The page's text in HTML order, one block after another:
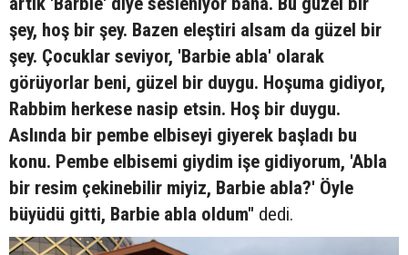
şey, hoş bir şey. Bazen eleştiri alsam da güzel bir
şey. Çocuklar seviyor, 'Barbie abla' olarak
görüyorlar beni, güzel bir duygu. Hoşuma gidiyor,
Rabbim herkese nasip etsin. Hoş bir duygu.
Aslında bir pembe elbiseyi giyerek başladı bu
konu. Pembe elbisemi giydim işe gidiyorum, 'Abla
bir resim çekinebilir miyiz, Barbie abla?' Öyle
büyüdü gitti, Barbie abla oldum" dedi.